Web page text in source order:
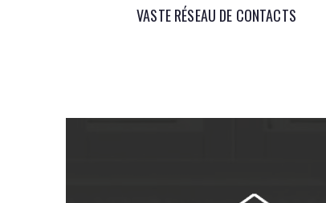
VASTE RÉSEAU DE CONTACTS